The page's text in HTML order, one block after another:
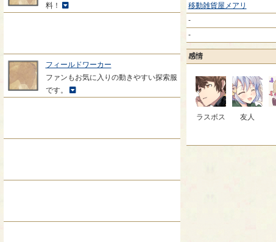
料！
フィールドワーカー
ファンもお気に入りの動きやすい探索服
です。
移動雑貨屋メアリ
-
-
感情
ラスボス 友人